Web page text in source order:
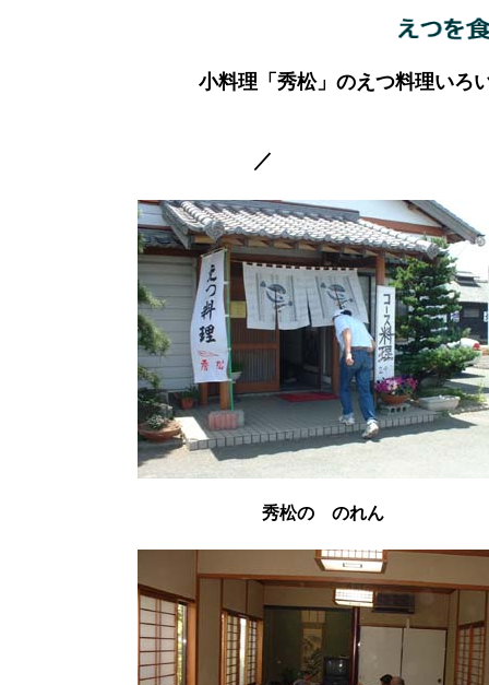
小料理「秀松」のえつ料理いろ
／
秀松の のれん